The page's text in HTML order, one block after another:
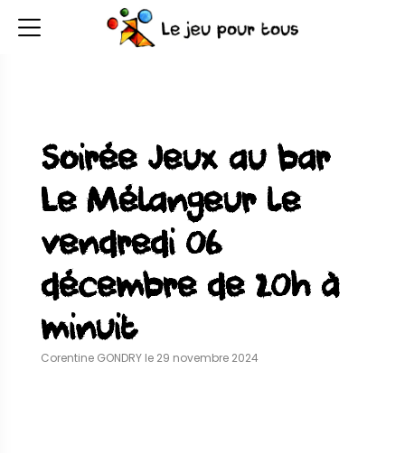
Soirée Jeux au bar
Le Mélangeur le
vendredi 06
décembre de 20h à
minuit
Corentine GONDRY le 29 novembre 2024